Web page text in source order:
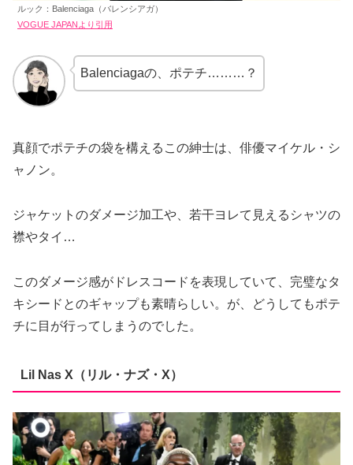
ルック：Balenciaga（バレンシアガ）
VOGUE JAPANより引用
Balenciagaの、ポテチ………？
真顔でポテチの袋を構えるこの紳士は、俳優マイケル・シ
ャノン。
ジャケットのダメージ加工や、若干ヨレて見えるシャツの
襟やタイ…
このダメージ感がドレスコードを表現していて、完璧なタ
キシードとのギャップも素晴らしい。が、どうしてもポテ
チに目が行ってしまうのでした。
Lil Nas X（リル・ナズ・X）